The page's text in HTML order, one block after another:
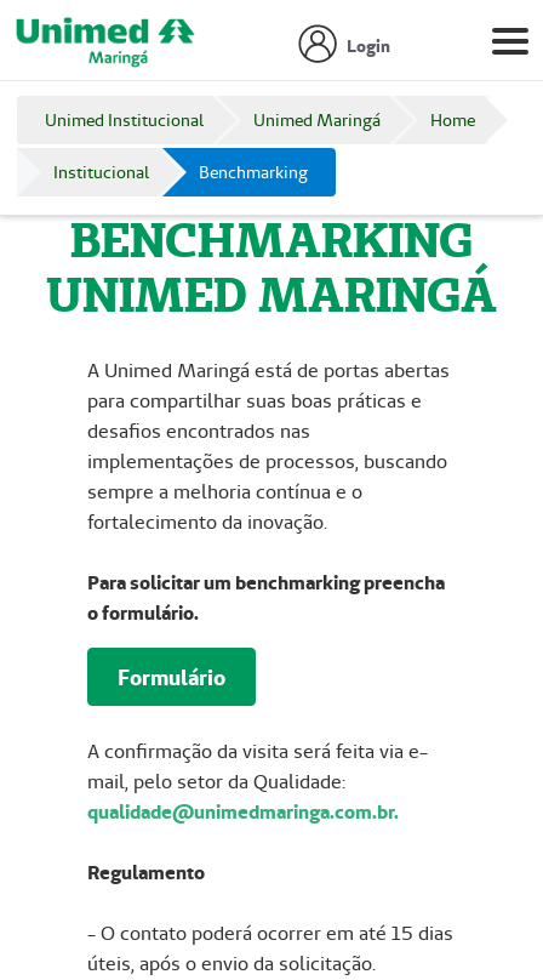
Login
Unimed Institucional Unimed Maringá Home
Institucional Benchmarking
BENCHMARKING
UNIMED MARINGÁ
A Unimed Maringá está de portas abertas
para compartilhar suas boas práticas e
desafios encontrados nas
implementações de processos, buscando
sempre a melhoria contínua e o
fortalecimento da inovação.
Para solicitar um benchmarking preencha
o formulário.
Formulário
A confirmação da visita será feita via e-
mail, pelo setor da Qualidade:
qualidade@unimedmaringa.com.br.
Regulamento
- O contato poderá ocorrer em até 15 dias
úteis, após o envio da solicitação.